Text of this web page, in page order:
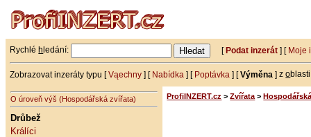
Rychlé h ledání: [Podat inzerát ] [ Moje
Zobrazovat inzeráty typu [Vąechny ] [ Nabídka ] [ Poptávka ] [Výměna ]zo
O úroveň výš (Hospodářská zvířata)
Drůbež
Králíci
ProfiINZERT.cz >Zvířata >